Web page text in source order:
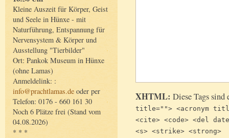
Kleine Auszeit für Körper, Geist
und Seele in Hünxe - mit
Naturführung, Entspannung für
Nervensystem & Körper und
Ausstellung "Tierbilder"
Ort: Pankok Museum in Hünxe
(ohne Lamas)
Anmeldelink: :
info@prachtlamas.de oder per
Telefon: 0176 - 660 161 30
Noch 6 Plätze frei (Stand vom
04.08.2026)
* * *
XHTML: Diese Tags
title=""> <acronym
<cite> <code> <del
<s> <strike> <strong>